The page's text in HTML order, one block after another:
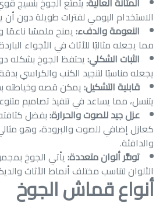
الاستخدام اليومي لفترات طويلة دون أن
النعومة والدفء:يمنح ملمسًا ناعمًا
مما يجعله مثاليًا للأثاث في الأجواء
الثبات الشكلي:يحتفظ الجوخ بشكله
يجعله مناسبًا لتنجيد الكنب والكراسي
قابلية التشكيل:يمكن قصه وخياطته
يتنسل، مما يساعد في تنفيذ تصاميم
عزل جيد للصوت والحرارة:بفضل
كعازل إضافي للصوت والبرودة، وهو
والدافئة.
توفُّر ألوان متعددة:يأتي الجوخ
الألوان لتناسب مختلف أنماط الأثاث
أنواع قماش الجوخ